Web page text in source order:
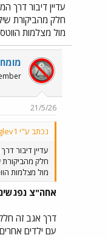
עדיין דיבור דרך
חלק מהביקורת
מול מצלמות
21/5/26
נכתב ע"י evglev1:
עדיין דיבור
חלק
מול מצלמות
אחה"צ
דרך אגב זה
עם ילדים